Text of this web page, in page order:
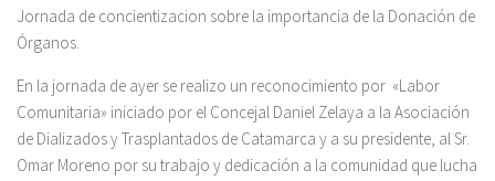
Jornada de concientizacion sobre la importancia de la Donación de
Órganos.
En la jornada de ayer se realizo un reconocimiento por «Labor
Comunitaria» iniciado por el Concejal Daniel Zelaya a la Asociación
de Dializados y Trasplantados de Catamarca y a su presidente, al Sr.
Omar Moreno por su trabajo y dedicación a la comunidad que lucha